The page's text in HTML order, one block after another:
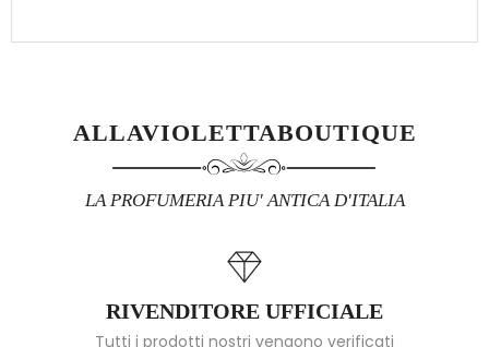
ALLAVIOLETTABOUTIQUE
LA PROFUMERIA PIU' ANTICA D'ITALIA
RIVENDITORE UFFICIALE
Tutti i prodotti nostri vengono verificati